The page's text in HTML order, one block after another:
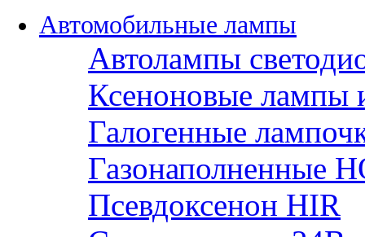
Автомобильные лампы
Автолампы
Ксеноновые лампы
Галогенные
Газонаполненные
Псевдоксенон HIR